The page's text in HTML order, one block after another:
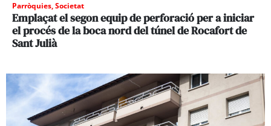
Parròquies,Societat
Emplaçat el segon equip de perforació per a iniciar
el procés de la boca nord del túnel de Rocafort de
Sant Julià